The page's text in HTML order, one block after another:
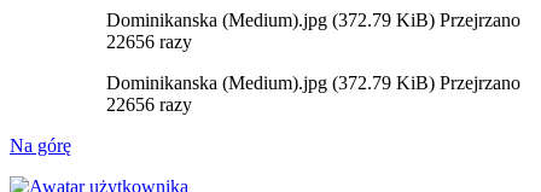
Dominikanska (Medium).jpg (372.79 KiB) Przejrzano
22656 razy
Dominikanska (Medium).jpg (372.79 KiB) Przejrzano
22656 razy
Na górę